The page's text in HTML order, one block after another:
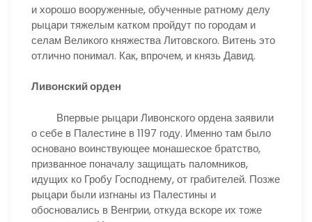
и хорошо вооруженные, обученные ратному делу
рыцари тяжелым катком пройдут по городам и
селам Великого княжества Литовского. Витень это
отлично понимал. Как, впрочем, и князь Давид.
Ливонский орден
Впервые рыцари Ливонского ордена заявили
о себе в Палестине в 1197 году. Именно там было
основано воинствующее монашеское братство,
призванное поначалу защищать паломников,
идущих ко Гробу Господнему, от грабителей. Позже
рыцари были изгнаны из Палестины и
обосновались в Венгрии, откуда вскоре их тоже